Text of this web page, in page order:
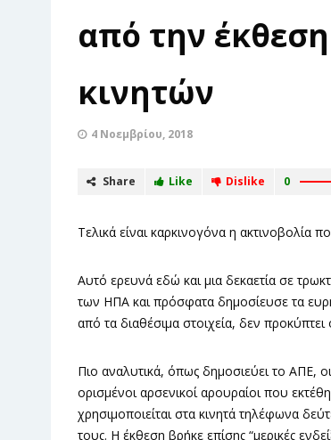
από την
κινητών
4 Νοεμβρίου, 2018
Share Like Dislike 0
Τελικά είναι καρκινογόνα η
Αυτό ερευνά εδώ και μια δεκαετία σε
των ΗΠΑ και πρόσφατα δημοσίευσε τα
από τα διαθέσιμα στοιχεία, δεν
Πιο αναλυτικά, όπως δημοσιεύει το ΑΠΕ,
ορισμένοι αρσενικοί αρουραίοι που
χρησιμοποιείται στα κινητά τηλέφωνα
τους. Η έκθεση βρήκε επίσης “μερικές